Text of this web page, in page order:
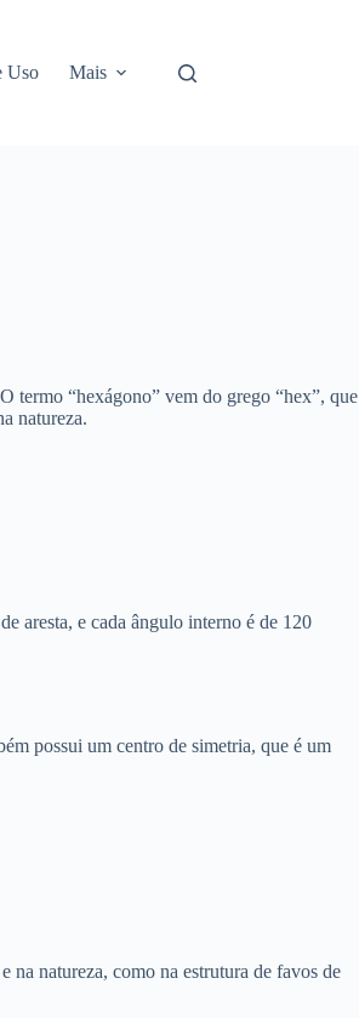
Uso Mais
termo “hexágono” vem do grego “hex”, que
natureza.
aresta, e cada ângulo interno é de 120
possui um centro de simetria, que é um
na natureza, como na estrutura de favos de